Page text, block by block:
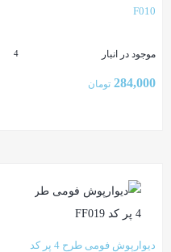
F010
موجود در انبار 4
284,000 تومان
دیوارپوش فومی طرح 4 پر کد